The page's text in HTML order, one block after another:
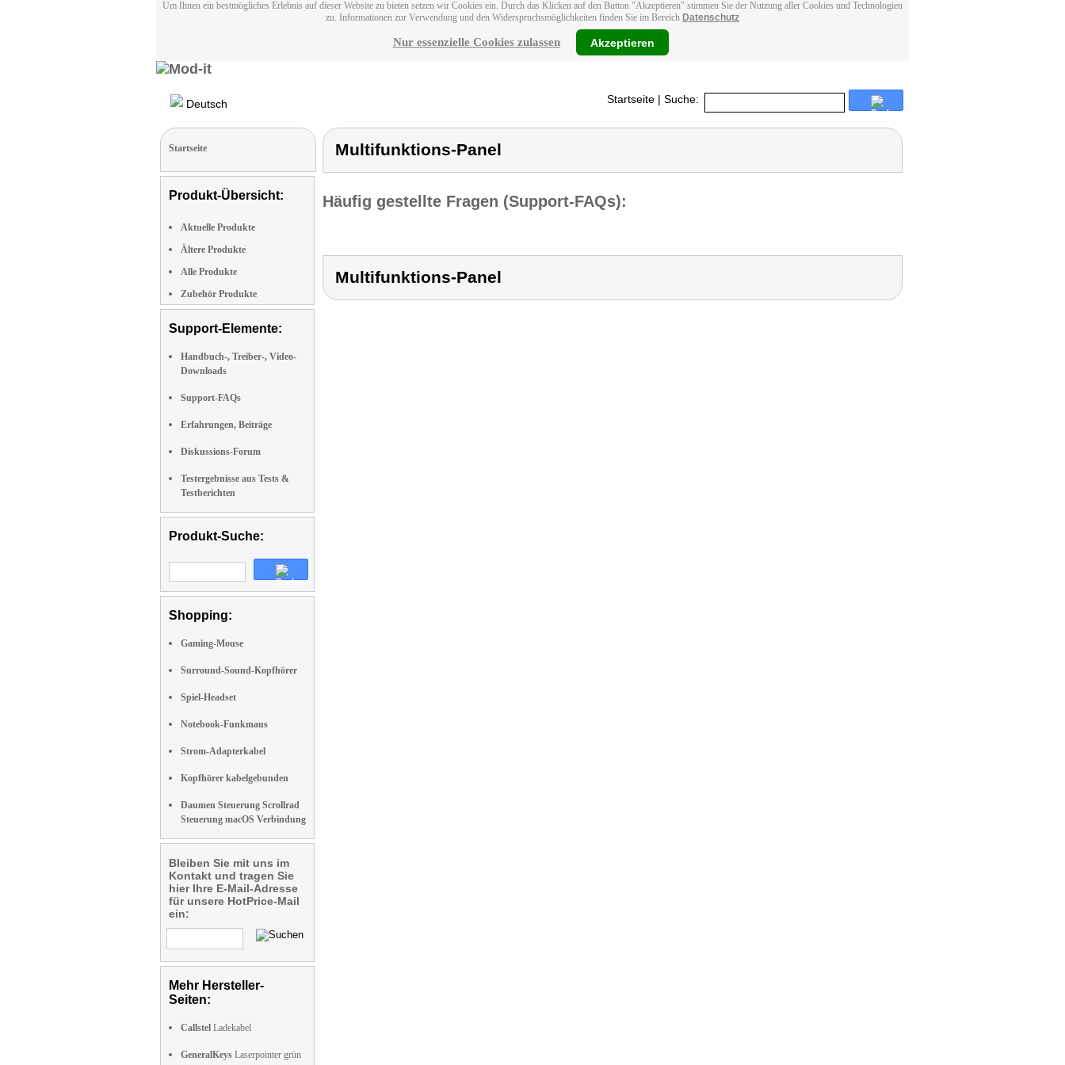
Um Ihnen ein bestmögliches Erlebnis auf dieser Website zu bieten setzen wir Cookies ein. Durch das Klicken auf den Button "Akzeptieren" stimmen Sie der Nutzung aller Cookies und Technologien
zu. Informationen zur Verwendung und den Widerspruchsmöglichkeiten finden Sie im Bereich Datenschutz
Nur essenzielle Cookies zulassen Akzeptieren
Deutsch Startseite | Suche:
Startseite
Produkt-Übersicht:
Aktuelle Produkte
Ältere Produkte
Alle Produkte
Zubehör Produkte
Support-Elemente:
Handbuch-, Treiber-, Video-
Downloads
Support-FAQs
Erfahrungen, Beiträge
Diskussions-Forum
Testergebnisse aus Tests &
Testberichten
Produkt-Suche:
Shopping:
Gaming-Mouse
Surround-Sound-Kopfhörer
Spiel-Headset
Notebook-Funkmaus
Strom-Adapterkabel
Kopfhörer kabelgebunden
Daumen Steuerung Scrollrad
Steuerung macOS Verbindung
Bleiben Sie mit uns im
Kontakt und tragen Sie
hier Ihre E-Mail-Adresse
für unsere HotPrice-Mail
ein:
Mehr Hersteller-
Seiten:
Callstel Ladekabel
GeneralKeys Laserpointer grün
Multifunktions-Panel
Häufig gestellte Fragen (Support-FAQs):
Multifunktions-Panel